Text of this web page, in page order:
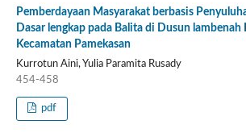
Pemberdayaan Masyarakat berbasis
Dasar lengkap pada Balita di Dusun lambenah
Kecamatan Pamekasan
Kurrotun Aini, Yulia Paramita Rusady
454-458
pdf